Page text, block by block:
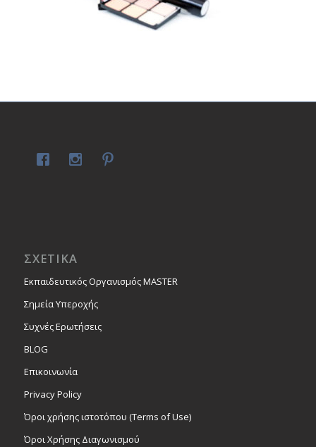
ΣΧΕΤΙΚΑ
Εκπαιδευτικός Οργανισμός MASTER
Σημεία Υπεροχής
Συχνές Ερωτήσεις
BLOG
Επικοινωνία
Privacy Policy
Όροι χρήσης ιστοτόπου (Terms of Use)
Όροι Χρήσης Διαγωνισμού